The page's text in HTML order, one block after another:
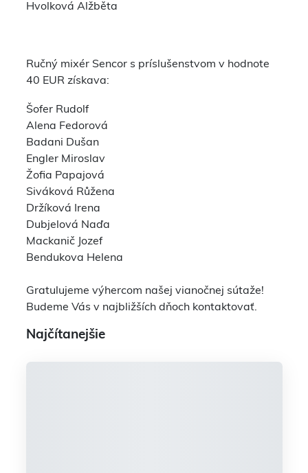
Hvolková Alžběta
Ručný mixér Sencor s príslušenstvom v hodnote
40 EUR získava:
Šofer Rudolf
Alena Fedorová
Badani Dušan
Engler Miroslav
Žofia Papajová
Siváková Růžena
Držíková Irena
Dubjelová Naďa
Mackanič Jozef
Bendukova Helena
Gratulujeme výhercom našej vianočnej sútaže!
Budeme Vás v najbližších dňoch kontaktovať.
Najčítanejšie